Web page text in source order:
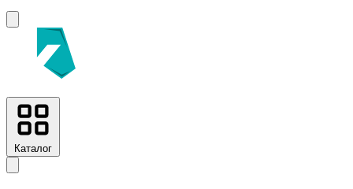
Каталог